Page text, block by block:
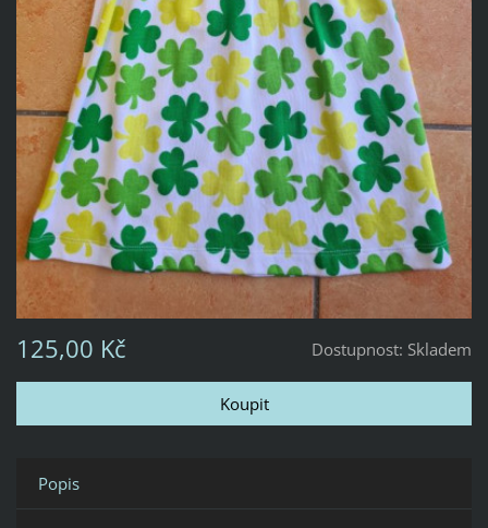
Dostupnost: Skladem
125,00 Kč
Popis